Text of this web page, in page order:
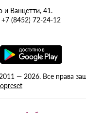
и Ванцетти, 41.
(8452) 72-24-12
— 2026. Все права